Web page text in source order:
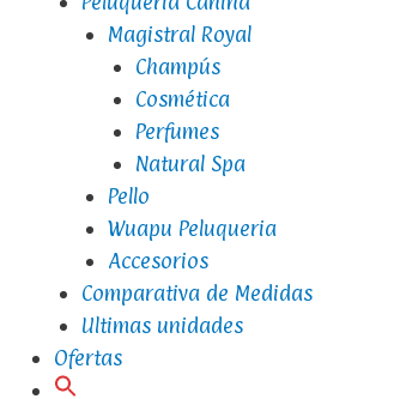
Magistral Royal
Champús
Cosmética
Perfumes
Natural Spa
Pello
Wuapu Peluqueria
Accesorios
Comparativa de Medidas
Ultimas unidades
Ofertas